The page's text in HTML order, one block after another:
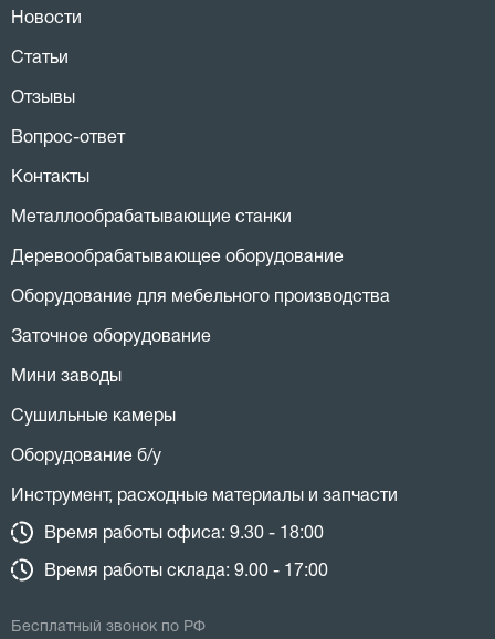
Новости
Статьи
Отзывы
Вопрос-ответ
Контакты
Металлообрабатывающие станки
Деревообрабатывающее оборудование
Оборудование для мебельного производства
Заточное оборудование
Мини заводы
Сушильные камеры
Оборудование б/у
Инструмент, расходные материалы и запчасти
Время работы офиса: 9.30 - 18:00
Время работы склада: 9.00 - 17:00
Бесплатный звонок по РФ